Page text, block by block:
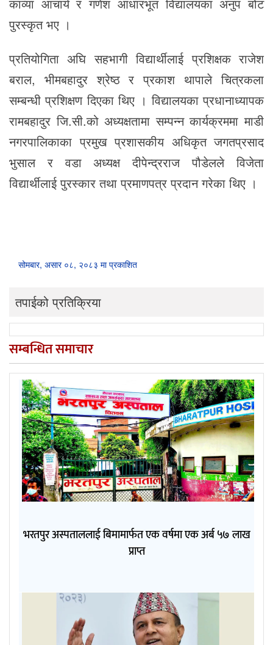
पुरस्कृत भए ।
प्रतियोगिता अघि सहभागी विद्यार्थीलाई प्रशिक्षक राजेश
बराल, भीमबहादुर श्रेष्ठ र प्रकाश थापाले चित्रकला
सम्बन्धी प्रशिक्षण दिएका थिए । विद्यालयका प्रधानाध्यापक
रामबहादुर जि.सी.को अध्यक्षतामा सम्पन्न कार्यक्रममा माडी
नगरपालिकाका प्रमुख प्रशासकीय अधिकृत जगतप्रसाद
भुसाल र वडा अध्यक्ष दीपेन्द्रराज पौडेलले विजेता
विद्यार्थीलाई पुरस्कार तथा प्रमाणपत्र प्रदान गरेका थिए ।
सोमबार, असार ०८, २०८३ मा प्रकाशित
तपाईको प्रतिक्रिया
सम्बन्धित समाचार
भरतपुर अस्पताललाई बिमामार्फत एक वर्षमा एक अर्ब ५७ लाख
प्राप्त